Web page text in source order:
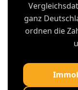
ganz
ordnen die